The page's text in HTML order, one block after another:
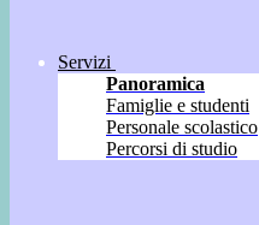
Servizi
Panoramica
Famiglie e studenti
Personale scolastico
Percorsi di studio